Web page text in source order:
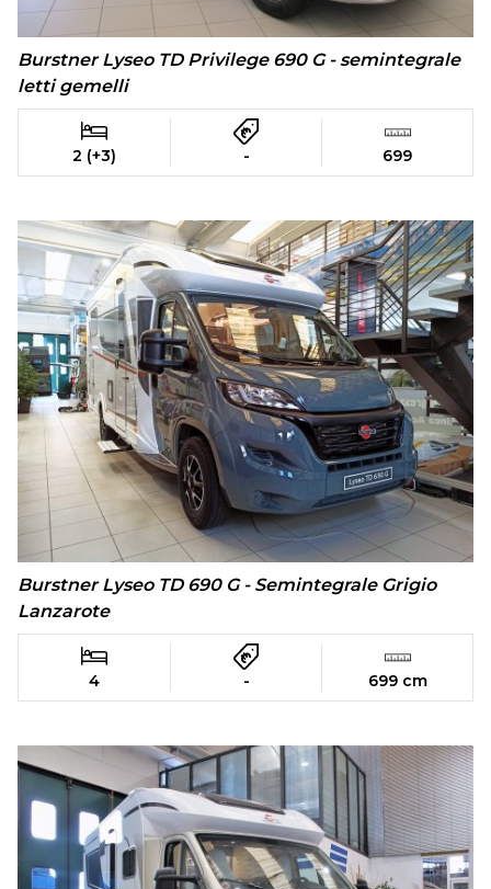
Burstner Lyseo TD Privilege 690 G - semintegrale
letti gemelli
2 (+3) - 699
Burstner Lyseo TD 690 G - Semintegrale Grigio
Lanzarote
4 - 699 cm